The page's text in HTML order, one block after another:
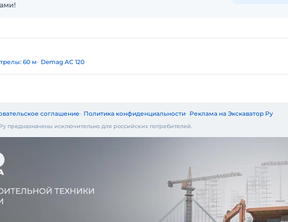
60 м Demag AC 120
соглашение Политика конфиденциальности Реклама на Экскаватор Ру
предназначены исключительно для российских потребителей.